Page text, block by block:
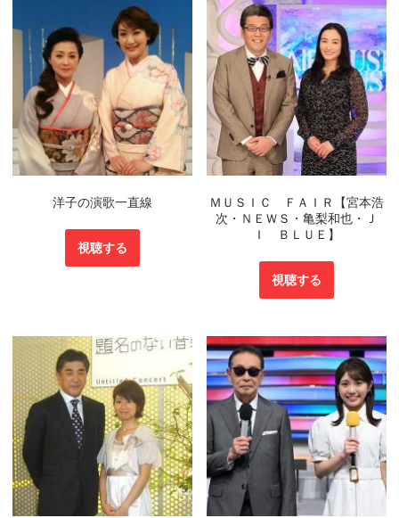
洋子の演歌一直線
視聴する
ＭＵＳＩＣ ＦＡＩＲ【宮本浩
次・ＮＥＷＳ・亀梨和也・Ｊ
Ｉ ＢＬＵＥ】
視聴する